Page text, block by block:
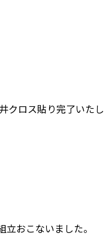
クロス貼り完了いたし
立おこないました。